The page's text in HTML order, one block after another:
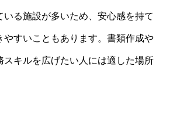
いる施設が多いため、安心感を持て
やすいこともあります。書類作成や
スキルを広げたい人には適した場所